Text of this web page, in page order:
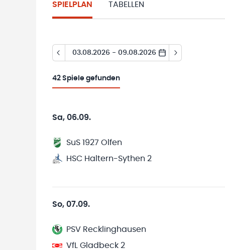
SPIELPLAN TABELLEN
03.08.2026 - 09.08.2026
42 Spiele gefunden
Sa, 06.09.
SuS 1927 Olfen
HSC Haltern-Sythen 2
So, 07.09.
PSV Recklinghausen
VfL Gladbeck 2